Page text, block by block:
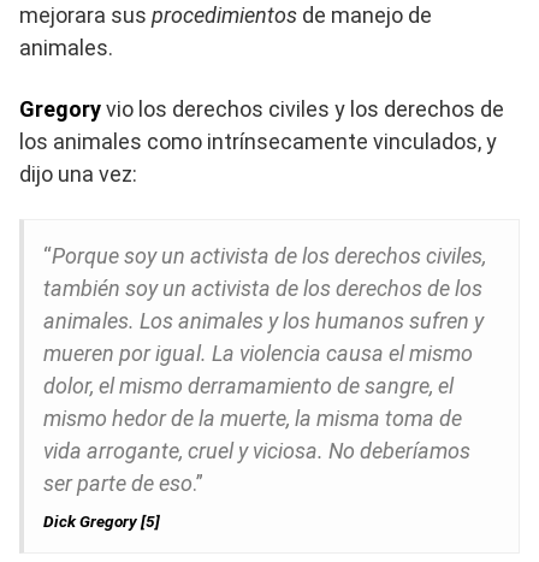
mejorara sus procedimientos de manejo de
animales.
Gregoryvio los derechos civiles y los derechos de
los animales como intrínsecamente vinculados, y
dijo una vez:
“Porque soy un activista de los derechos civiles,
también soy un activista de los derechos de los
animales. Los animales y los humanos sufren y
mueren por igual. La violencia causa el mismo
dolor, el mismo derramamiento de sangre, el
mismo hedor de la muerte, la misma toma de
vida arrogante, cruel y viciosa. No deberíamos
ser parte de eso.”
Dick Gregory [5]